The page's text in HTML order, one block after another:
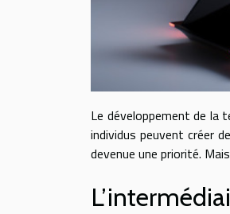
Le développement de la
individus peuvent créer
devenue une priorité.